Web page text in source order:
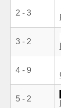
2 - 3
3 - 2
4 - 9
5 - 2